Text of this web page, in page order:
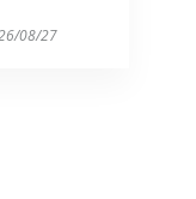
08/27